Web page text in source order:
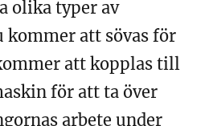
olika typer av
kommer att sövas för
att kopplas till
för att ta över
arbete under